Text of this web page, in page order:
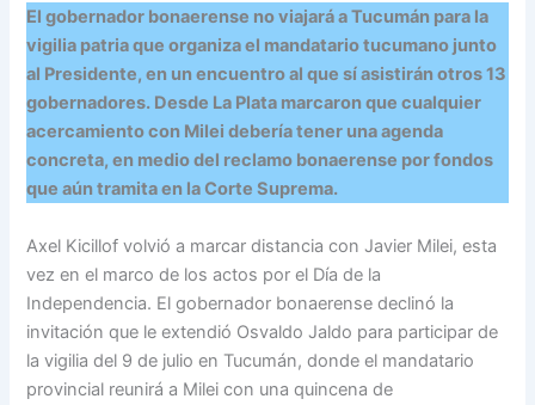
El gobernador bonaerense no viajará a Tucumán para la
vigilia patria que organiza el mandatario tucumano junto
al Presidente, en un encuentro al que sí asistirán otros 13
gobernadores. Desde La Plata marcaron que cualquier
acercamiento con Milei debería tener una agenda
concreta, en medio del reclamo bonaerense por fondos
que aún tramita en la Corte Suprema.
Axel Kicillof volvió a marcar distancia con Javier Milei, esta
vez en el marco de los actos por el Día de la
Independencia. El gobernador bonaerense declinó la
invitación que le extendió Osvaldo Jaldo para participar de
la vigilia del 9 de julio en Tucumán, donde el mandatario
provincial reunirá a Milei con una quincena de